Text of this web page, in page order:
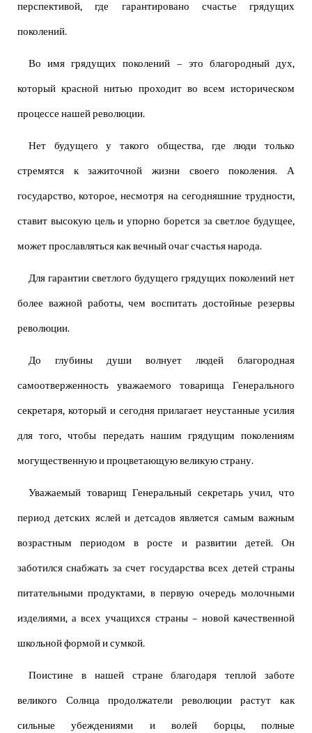
перспективой, где гарантировано счастье грядущих
поколений.
Во имя грядущих поколений – это благородный дух,
который красной нитью проходит во всем историческом
процессе нашей революции.
Нет будущего у такого общества, где люди только
стремятся к зажиточной жизни своего поколения. А
государство, которое, несмотря на сегодняшние трудности,
ставит высокую цель и упорно борется за светлое будущее,
может прославляться как вечный очаг счастья народа.
Для гарантии светлого будущего грядущих поколений нет
более важной работы, чем воспитать достойные резервы
революции.
До глубины души волнует людей благородная
самоотверженность уважаемого товарища Генерального
секретаря, который и сегодня прилагает неустанные усилия
для того, чтобы передать нашим грядущим поколениям
могущественную и процветающую великую страну.
Уважаемый товарищ Генеральный секретарь учил, что
период детских яслей и детсадов является самым важным
возрастным периодом в росте и развитии детей. Он
заботился снабжать за счет государства всех детей страны
питательными продуктами, в первую очередь молочными
изделиями, а всех учащихся страны – новой качественной
школьной формой и сумкой.
Поистине в нашей стране благодаря теплой заботе
великого Солнца продолжатели революции растут как
сильные убеждениями и волей борцы, полные